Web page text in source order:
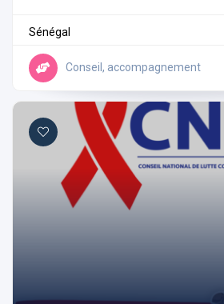
Sénégal
Conseil, accompagnement